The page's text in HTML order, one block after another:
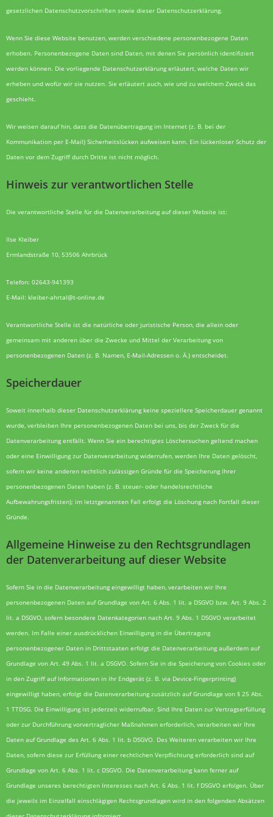
gesetzlichen Datenschutzvorschriften sowie dieser Datenschutzerklärung.
Wenn Sie diese Website benutzen, werden verschiedene personenbezogene Daten
erhoben. Personenbezogene Daten sind Daten, mit denen Sie persönlich identifiziert
werden können. Die vorliegende Datenschutzerklärung erläutert, welche Daten wir
erheben und wofür wir sie nutzen. Sie erläutert auch, wie und zu welchem Zweck das
geschieht.
Wir weisen darauf hin, dass die Datenübertragung im Internet (z. B. bei der
Kommunikation per E-Mail) Sicherheitslücken aufweisen kann. Ein lückenloser Schutz der
Daten vor dem Zugriff durch Dritte ist nicht möglich.
Hinweis zur verantwortlichen Stelle
Die verantwortliche Stelle für die Datenverarbeitung auf dieser Website ist:
Ilse Kleiber
Ermlandstraße 10, 53506 Ahrbrück
Telefon: 02643-941393
E-Mail: kleiber-ahrtal@t-online.de
Verantwortliche Stelle ist die natürliche oder juristische Person, die allein oder
gemeinsam mit anderen über die Zwecke und Mittel der Verarbeitung von
personenbezogenen Daten (z. B. Namen, E-Mail-Adressen o. Ä.) entscheidet.
Speicherdauer
Soweit innerhalb dieser Datenschutzerklärung keine speziellere Speicherdauer genannt
wurde, verbleiben Ihre personenbezogenen Daten bei uns, bis der Zweck für die
Datenverarbeitung entfällt. Wenn Sie ein berechtigtes Löschersuchen geltend machen
oder eine Einwilligung zur Datenverarbeitung widerrufen, werden Ihre Daten gelöscht,
sofern wir keine anderen rechtlich zulässigen Gründe für die Speicherung Ihrer
personenbezogenen Daten haben (z. B. steuer- oder handelsrechtliche
Aufbewahrungsfristen); im letztgenannten Fall erfolgt die Löschung nach Fortfall dieser
Gründe.
Allgemeine Hinweise zu den Rechtsgrundlagen
der Datenverarbeitung auf dieser Website
Sofern Sie in die Datenverarbeitung eingewilligt haben, verarbeiten wir Ihre
personenbezogenen Daten auf Grundlage von Art. 6 Abs. 1 lit. a DSGVO bzw. Art. 9 Abs. 2
lit. a DSGVO, sofern besondere Datenkategorien nach Art. 9 Abs. 1 DSGVO verarbeitet
werden. Im Falle einer ausdrücklichen Einwilligung in die Übertragung
personenbezogener Daten in Drittstaaten erfolgt die Datenverarbeitung außerdem auf
Grundlage von Art. 49 Abs. 1 lit. a DSGVO. Sofern Sie in die Speicherung von Cookies oder
in den Zugriff auf Informationen in Ihr Endgerät (z. B. via Device-Fingerprinting)
eingewilligt haben, erfolgt die Datenverarbeitung zusätzlich auf Grundlage von § 25 Abs.
1 TTDSG. Die Einwilligung ist jederzeit widerrufbar. Sind Ihre Daten zur Vertragserfüllung
oder zur Durchführung vorvertraglicher Maßnahmen erforderlich, verarbeiten wir Ihre
Daten auf Grundlage des Art. 6 Abs. 1 lit. b DSGVO. Des Weiteren verarbeiten wir Ihre
Daten, sofern diese zur Erfüllung einer rechtlichen Verpflichtung erforderlich sind auf
Grundlage von Art. 6 Abs. 1 lit. c DSGVO. Die Datenverarbeitung kann ferner auf
Grundlage unseres berechtigten Interesses nach Art. 6 Abs. 1 lit. f DSGVO erfolgen. Über
die jeweils im Einzelfall einschlägigen Rechtsgrundlagen wird in den folgenden Absätzen